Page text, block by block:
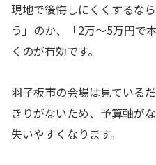
現地で後悔しにくくするな
う」のか、「2万〜5万円で
くのが有効です。
羽子板市の会場は見ている
きりがないため、予算軸が
失いやすくなります。